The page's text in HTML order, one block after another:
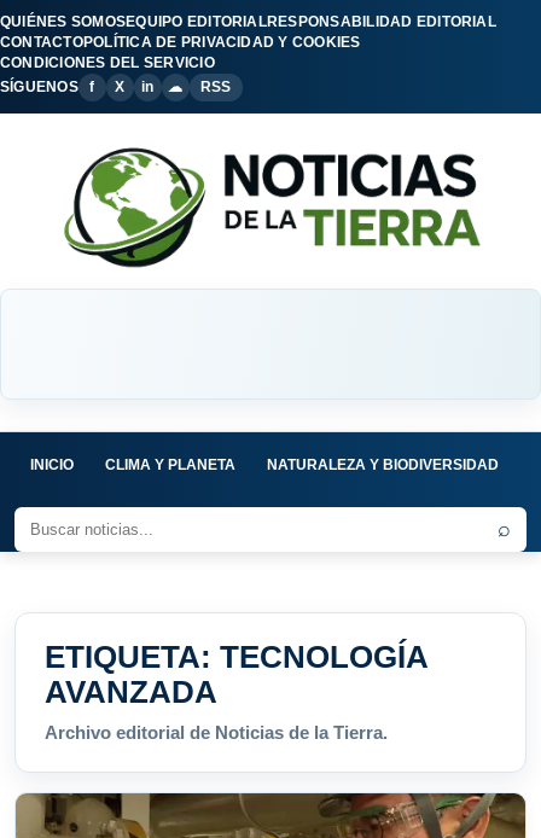
QUIÉNES SOMOSEQUIPO EDITORIALRESPONSABILIDAD EDITORIAL
CONTACTOPOLÍTICA DE PRIVACIDAD Y COOKIES
CONDICIONES DEL SERVICIO
SÍGUENOS
f X in ☁ RSS
INICIO CLIMA Y PLANETA NATURALEZA Y BIODIVERSIDAD
⌕
ETIQUETA: TECNOLOGÍA
AVANZADA
Archivo editorial de Noticias de la Tierra.